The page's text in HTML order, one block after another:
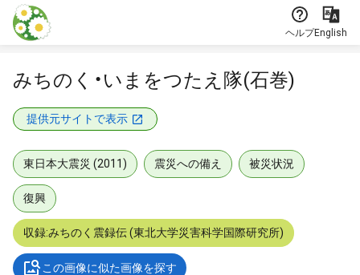
本文に飛ぶ
ヘルプEnglish
みちのく・いまをつたえ隊(石巻)
提供元サイトで表示
東日本大震災 (2011) 震災への備え 被災状況
復興
収録:みちのく震録伝 (東北大学災害科学国際研究所)
この画像に似た画像を探す